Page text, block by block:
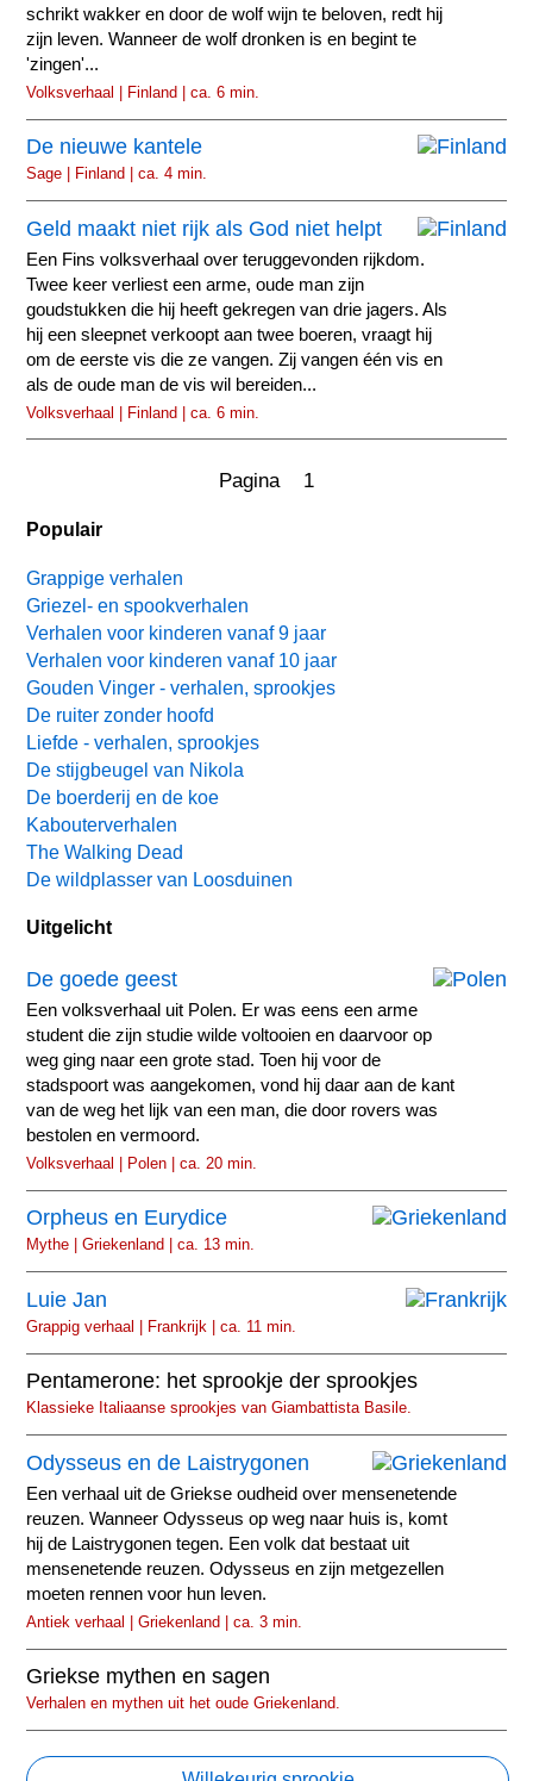
schrikt wakker en door de wolf wijn te beloven, redt hij
zijn leven. Wanneer de wolf dronken is en begint te
'zingen'...
Volksverhaal | Finland | ca. 6 min.
De nieuwe kantele
Sage | Finland | ca. 4 min.
Geld maakt niet rijk als God niet helpt
Een Fins volksverhaal over teruggevonden rijkdom.
Twee keer verliest een arme, oude man zijn
goudstukken die hij heeft gekregen van drie jagers. Als
hij een sleepnet verkoopt aan twee boeren, vraagt hij
om de eerste vis die ze vangen. Zij vangen één vis en
als de oude man de vis wil bereiden...
Volksverhaal | Finland | ca. 6 min.
Pagina 1
Populair
Grappige verhalen
Griezel- en spookverhalen
Verhalen voor kinderen vanaf 9 jaar
Verhalen voor kinderen vanaf 10 jaar
Gouden Vinger - verhalen, sprookjes
De ruiter zonder hoofd
Liefde - verhalen, sprookjes
De stijgbeugel van Nikola
De boerderij en de koe
Kabouterverhalen
The Walking Dead
De wildplasser van Loosduinen
Uitgelicht
De goede geest
Een volksverhaal uit Polen. Er was eens een arme
student die zijn studie wilde voltooien en daarvoor op
weg ging naar een grote stad. Toen hij voor de
stadspoort was aangekomen, vond hij daar aan de kant
van de weg het lijk van een man, die door rovers was
bestolen en vermoord.
Volksverhaal | Polen | ca. 20 min.
Orpheus en Eurydice
Mythe | Griekenland | ca. 13 min.
Luie Jan
Grappig verhaal | Frankrijk | ca. 11 min.
Pentamerone: het sprookje der sprookjes
Klassieke Italiaanse sprookjes van Giambattista Basile.
Odysseus en de Laistrygonen
Een verhaal uit de Griekse oudheid over mensenetende
reuzen. Wanneer Odysseus op weg naar huis is, komt
hij de Laistrygonen tegen. Een volk dat bestaat uit
mensenetende reuzen. Odysseus en zijn metgezellen
moeten rennen voor hun leven.
Antiek verhaal | Griekenland | ca. 3 min.
Griekse mythen en sagen
Verhalen en mythen uit het oude Griekenland.